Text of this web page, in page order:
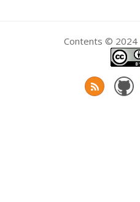
Contents © 2024